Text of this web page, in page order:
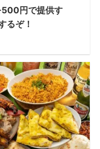
500円で提供す
るぞ！